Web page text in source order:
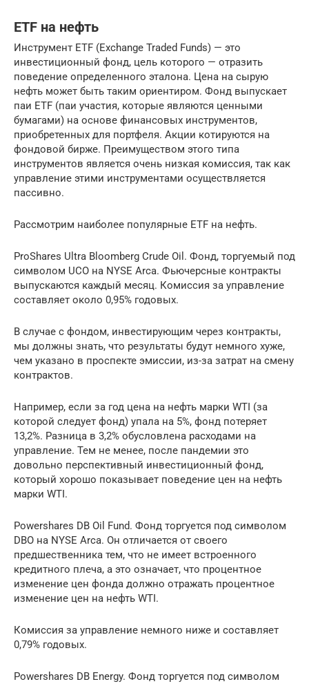
ETF на нефть
Инструмент ETF (Exchange Traded Funds) — это
инвестиционный фонд, цель которого — отразить
поведение определенного эталона. Цена на сырую
нефть может быть таким ориентиром. Фонд выпускает
паи ETF (паи участия, которые являются ценными
бумагами) на основе финансовых инструментов,
приобретенных для портфеля. Акции котируются на
фондовой бирже. Преимуществом этого типа
инструментов является очень низкая комиссия, так как
управление этими инструментами осуществляется
пассивно.
Рассмотрим наиболее популярные ETF на нефть.
ProShares Ultra Bloomberg Crude Oil. Фонд, торгуемый под
символом UCO на NYSE Arca. Фьючерсные контракты
выпускаются каждый месяц. Комиссия за управление
составляет около 0,95% годовых.
В случае с фондом, инвестирующим через контракты,
мы должны знать, что результаты будут немного хуже,
чем указано в проспекте эмиссии, из-за затрат на смену
контрактов.
Например, если за год цена на нефть марки WTI (за
которой следует фонд) упала на 5%, фонд потеряет
13,2%. Разница в 3,2% обусловлена расходами на
управление. Тем не менее, после пандемии это
довольно перспективный инвестиционный фонд,
который хорошо показывает поведение цен на нефть
марки WTI.
Powershares DB Oil Fund. Фонд торгуется под символом
DBO на NYSE Arca. Он отличается от своего
предшественника тем, что не имеет встроенного
кредитного плеча, а это означает, что процентное
изменение цен фонда должно отражать процентное
изменение цен на нефть WTI.
Комиссия за управление немного ниже и составляет
0,79% годовых.
Powershares DB Energy. Фонд торгуется под символом